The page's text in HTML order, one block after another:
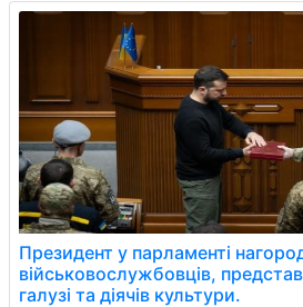
Президент у парламенті
військовослужбовців,
галузі та діячів культури.